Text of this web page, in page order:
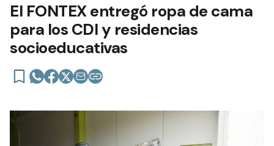
El FONTEX entregó ropa de cama
para los CDI y residencias
socioeducativas